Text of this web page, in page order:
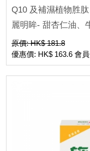
Q10 及補濕植物胜
麗明眸- 甜杏仁油、
原價: HK$ 181.8
優惠價: HK$ 163.6 會